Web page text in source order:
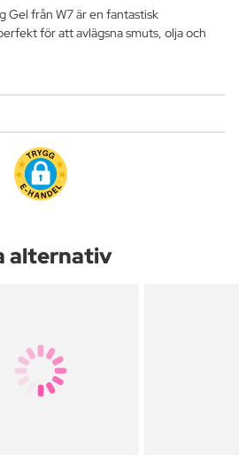
Gel från W7 är en fantastisk
för att avlägsna smuts, olja och
alternativ